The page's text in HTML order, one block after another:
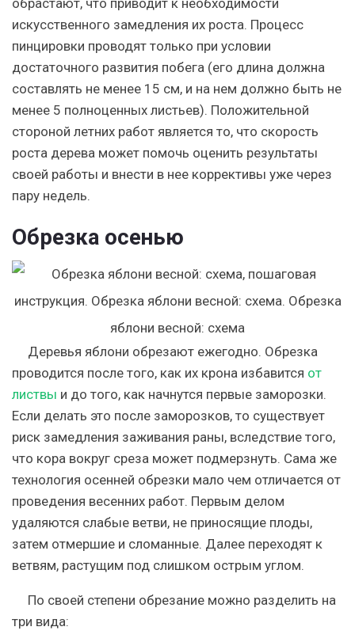
обрастают, что приводит к необходимости
искусственного замедления их роста. Процесс
пинцировки проводят только при условии
достаточного развития побега (его длина должна
составлять не менее 15 см, и на нем должно быть не
менее 5 полноценных листьев). Положительной
стороной летних работ является то, что скорость
роста дерева может помочь оценить результаты
своей работы и внести в нее коррективы уже через
пару недель.
Обрезка осенью
Деревья яблони обрезают ежегодно. Обрезка
проводится после того, как их крона избавится от
листвы и до того, как начнутся первые заморозки.
Если делать это после заморозков, то существует
риск замедления заживания раны, вследствие того,
что кора вокруг среза может подмерзнуть. Сама же
технология осенней обрезки мало чем отличается от
проведения весенних работ. Первым делом
удаляются слабые ветви, не приносящие плоды,
затем отмершие и сломанные. Далее переходят к
ветвям, растущим под слишком острым углом.
По своей степени обрезание можно разделить на
три вида: